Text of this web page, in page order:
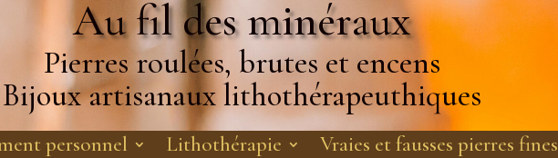
Au fil des minéraux
Pierres roulées, brutes et encens
Bijoux artisanaux lithothérapeuthiques
personnel Lithothérapie Vraies et fausses pierres fines